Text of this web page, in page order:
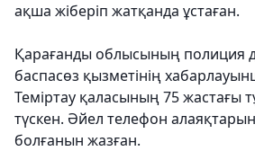
ақша жіберіп жатқанда ұстаған.
Қарағанды ​​облысының полиция
баспасөз қызметінің
Теміртау қаласының 75 жастағы
түскен. Әйел телефон
болғанын жазған.